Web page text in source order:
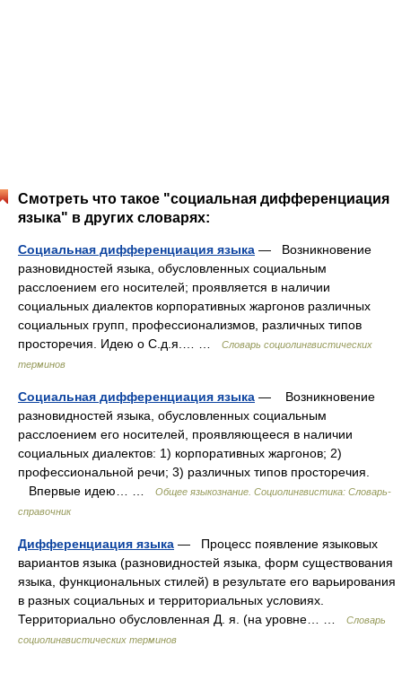
Смотреть что такое "социальная дифференциация
языка" в других словарях:
Социальная дифференциация языка — Возникновение
разновидностей языка, обусловленных социальным
расслоением его носителей; проявляется в наличии
социальных диалектов корпоративных жаргонов различных
социальных групп, профессионализмов, различных типов
просторечия. Идею о С.д.я.… …
Словарь социолингвистических
терминов
Социальная дифференциация языка — Возникновение
разновидностей языка, обусловленных социальным
расслоением его носителей, проявляющееся в наличии
социальных диалектов: 1) корпоративных жаргонов; 2)
профессиональной речи; 3) различных типов просторечия.
Впервые идею… …
Общее языкознание. Социолингвистика: Словарь-
справочник
Дифференциация языка — Процесс появление языковых
вариантов языка (разновидностей языка, форм существования
языка, функциональных стилей) в результате его варьирования
в разных социальных и территориальных условиях.
Территориально обусловленная Д. я. (на уровне… …
Словарь
социолингвистических терминов